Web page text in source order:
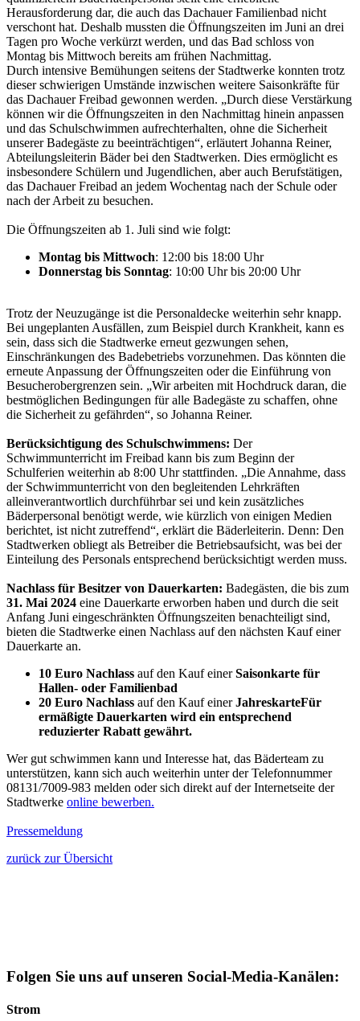
Herausforderung dar, die auch das Dachauer Familienbad nicht
verschont hat. Deshalb mussten die Öffnungszeiten im Juni an drei
Tagen pro Woche verkürzt werden, und das Bad schloss von
Montag bis Mittwoch bereits am frühen Nachmittag.
Durch intensive Bemühungen seitens der Stadtwerke konnten trotz
dieser schwierigen Umstände inzwischen weitere Saisonkräfte für
das Dachauer Freibad gewonnen werden. „Durch diese Verstärkung
können wir die Öffnungszeiten in den Nachmittag hinein anpassen
und das Schulschwimmen aufrechterhalten, ohne die Sicherheit
unserer Badegäste zu beeinträchtigen“, erläutert Johanna Reiner,
Abteilungsleiterin Bäder bei den Stadtwerken. Dies ermöglicht es
insbesondere Schülern und Jugendlichen, aber auch Berufstätigen,
das Dachauer Freibad an jedem Wochentag nach der Schule oder
nach der Arbeit zu besuchen.
Die Öffnungszeiten ab 1. Juli sind wie folgt:
Montag bis Mittwoch: 12:00 bis 18:00 Uhr
Donnerstag bis Sonntag: 10:00 Uhr bis 20:00 Uhr
Trotz der Neuzugänge ist die Personaldecke weiterhin sehr knapp.
Bei ungeplanten Ausfällen, zum Beispiel durch Krankheit, kann es
sein, dass sich die Stadtwerke erneut gezwungen sehen,
Einschränkungen des Badebetriebs vorzunehmen. Das könnten die
erneute Anpassung der Öffnungszeiten oder die Einführung von
Besucherobergrenzen sein. „Wir arbeiten mit Hochdruck daran, die
bestmöglichen Bedingungen für alle Badegäste zu schaffen, ohne
die Sicherheit zu gefährden“, so Johanna Reiner.
Berücksichtigung des Schulschwimmens: Der
Schwimmunterricht im Freibad kann bis zum Beginn der
Schulferien weiterhin ab 8:00 Uhr stattfinden. „Die Annahme, dass
der Schwimmunterricht von den begleitenden Lehrkräften
alleinverantwortlich durchführbar sei und kein zusätzliches
Bäderpersonal benötigt werde, wie kürzlich von einigen Medien
berichtet, ist nicht zutreffend“, erklärt die Bäderleiterin. Denn: Den
Stadtwerken obliegt als Betreiber die Betriebsaufsicht, was bei der
Einteilung des Personals entsprechend berücksichtigt werden muss.
Nachlass für Besitzer von Dauerkarten: Badegästen, die bis zum
31. Mai 2024 eine Dauerkarte erworben haben und durch die seit
Anfang Juni eingeschränkten Öffnungszeiten benachteiligt sind,
bieten die Stadtwerke einen Nachlass auf den nächsten Kauf einer
Dauerkarte an.
10 Euro Nachlass auf den Kauf einerSaisonkarte für
Hallen- oder Familienbad
20 Euro Nachlass auf den Kauf einerJahreskarteFür
ermäßigte Dauerkarten wird ein entsprechend
reduzierter Rabatt gewährt.
Wer gut schwimmen kann und Interesse hat, das Bäderteam zu
unterstützen, kann sich auch weiterhin unter der Telefonnummer
08131/7009-983 melden oder sich direkt auf der Internetseite der
Stadtwerke online bewerben.
Pressemeldung
zurück zur Übersicht
Folgen Sie uns auf unseren Social-Media-Kanälen:
Strom